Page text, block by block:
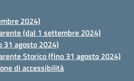
2024)
(dal 1 settembre 2024)
31 agosto 2024)
Storico (fino 31 agosto 2024)
di accessibilità